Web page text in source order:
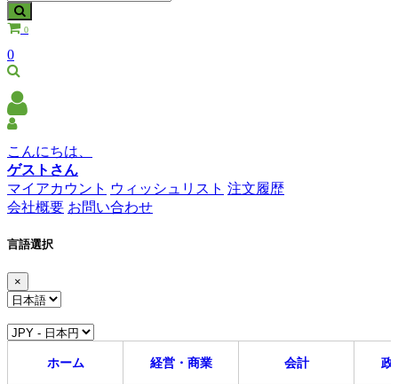
0
0
こんにちは、
ゲストさん
マイアカウント ウィッシュリスト 注文履歴
会社概要 お問い合わせ
言語選択
×
ホーム 経営・商業 会計 政